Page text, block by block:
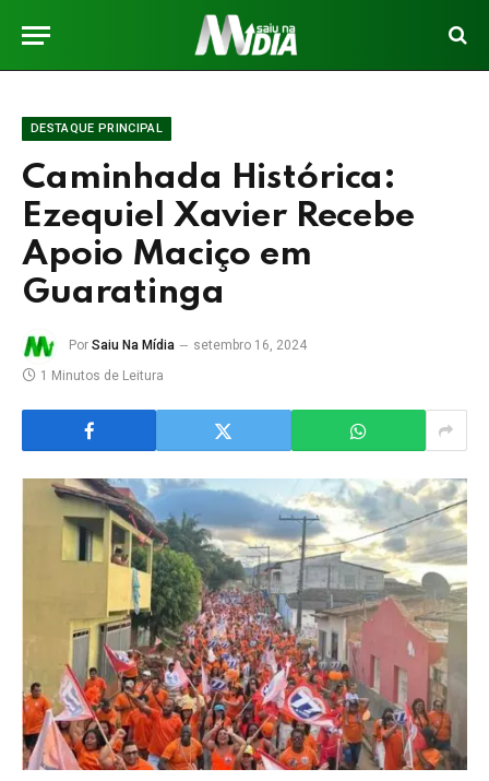
DESTAQUE PRINCIPAL
Caminhada Histórica:
Ezequiel Xavier Recebe
Apoio Maciço em
Guaratinga
Por Saiu Na Mídia
setembro 16, 2024
1 Minutos de Leitura